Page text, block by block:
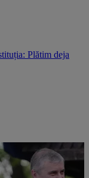
Plătim deja